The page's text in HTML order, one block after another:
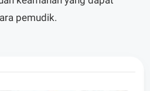
pemudik.
jawab kami dalam